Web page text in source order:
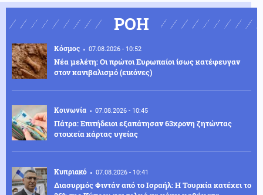
ΡΟΗ
Κόσμος 07.08.2026 - 10:52
Νέα μελέτη: Οι πρώτοι Ευρωπαίοι ίσως κατέφευγαν
στον κανιβαλισμό (εικόνες)
Κοινωνία 07.08.2026 - 10:45
Πάτρα: Επιτήδειοι εξαπάτησαν 63χρονη ζητώντας
στοιχεία κάρτας υγείας
Κυπριακό 07.08.2026 - 10:41
Διασυρμός Φιντάν από το Ισραήλ: Η Τουρκία κατέχει το